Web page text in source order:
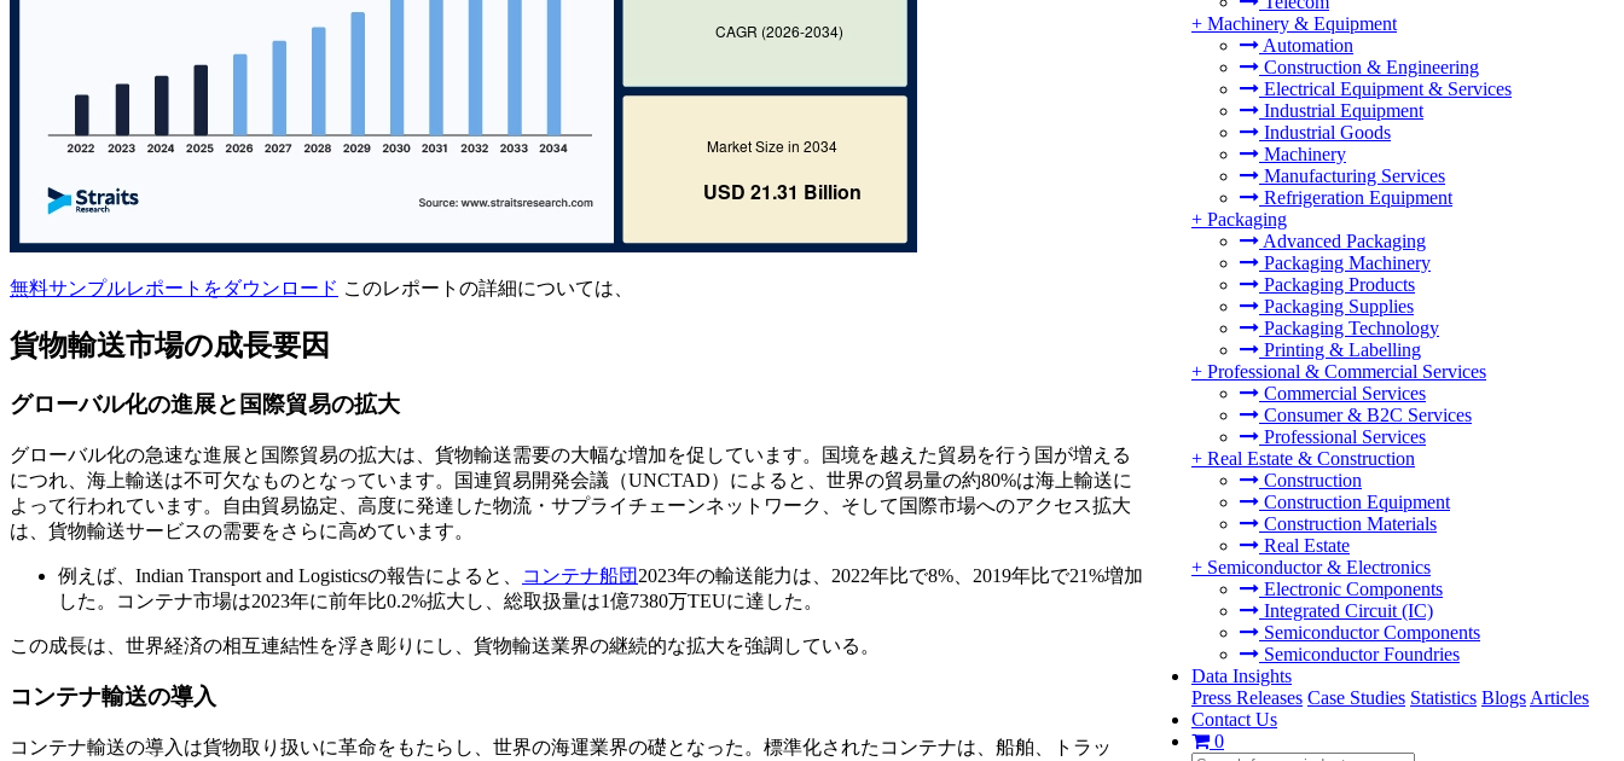
+ Machinery & Equipment
Automation
Construction & Engineering
Electrical Equipment & Services
Industrial Equipment
Industrial Goods
Machinery
Manufacturing Services
Refrigeration Equipment
+ Packaging
Advanced Packaging
Packaging Machinery
Packaging Products
Packaging Supplies
Packaging Technology
Printing & Labelling
+ Professional & Commercial Services
Commercial Services
Consumer & B2C Services
Professional Services
+ Real Estate & Construction
Construction
Construction Equipment
Construction Materials
Real Estate
+ Semiconductor & Electronics
Electronic Components
Integrated Circuit (IC)
Semiconductor Components
Semiconductor Foundries
Data Insights
Press Releases Case Studies Statistics Blogs Articles
Contact Us
0
無料サンプルレポートをダウンロード このレポートの詳細については、
貨物輸送市場の成長要因
グローバル化の進展と国際貿易の拡大
グローバル化の急速な進展と国際貿易の拡大は、貨物輸送需要の大幅な増加を促しています。国境を越えた貿易を行う国が増える
につれ、海上輸送は不可欠なものとなっています。国連貿易開発会議（UNCTAD）によると、世界の貿易量の約80%は海上輸送に
よって行われています。自由貿易協定、高度に発達した物流・サプライチェーンネットワーク、そして国際市場へのアクセス拡大
は、貨物輸送サービスの需要をさらに高めています。
例えば、Indian Transport and Logisticsの報告によると、 コンテナ船団 2023年の輸送能力は、2022年比で8%、2019年比で21%増加
した。コンテナ市場は2023年に前年比0.2%拡大し、総取扱量は1億7380万TEUに達した。
この成長は、世界経済の相互連結性を浮き彫りにし、貨物輸送業界の継続的な拡大を強調している。
コンテナ輸送の導入
コンテナ輸送の導入は貨物取り扱いに革命をもたらし、世界の海運業界の礎となった。標準化されたコンテナは、船舶、トラッ